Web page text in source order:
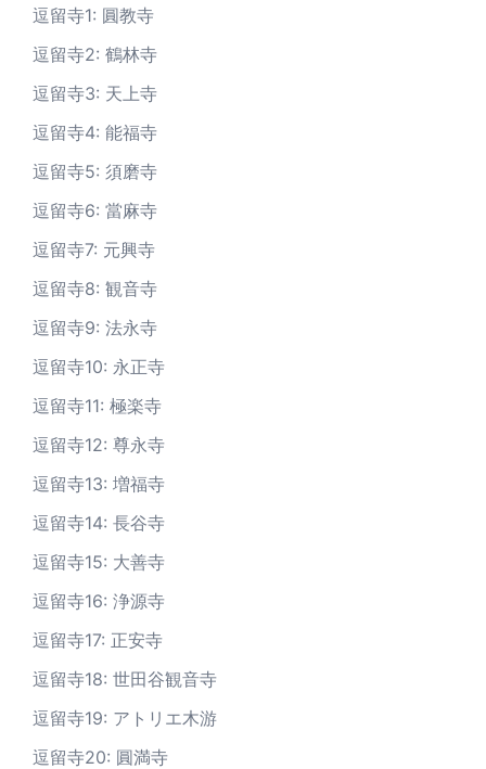
逗留寺1: 圓教寺
逗留寺2: 鶴林寺
逗留寺3: 天上寺
逗留寺4: 能福寺
逗留寺5: 須磨寺
逗留寺6: 當麻寺
逗留寺7: 元興寺
逗留寺8: 観音寺
逗留寺9: 法永寺
逗留寺10: 永正寺
逗留寺11: 極楽寺
逗留寺12: 尊永寺
逗留寺13: 増福寺
逗留寺14: 長谷寺
逗留寺15: 大善寺
逗留寺16: 浄源寺
逗留寺17: 正安寺
逗留寺18: 世田谷観音寺
逗留寺19: アトリエ木游
逗留寺20: 圓満寺